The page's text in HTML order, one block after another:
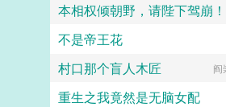
本相权倾朝野，请陛下驾崩！
不是帝王花
村口那个盲人木匠 阎
重生之我竟然是无脑女配